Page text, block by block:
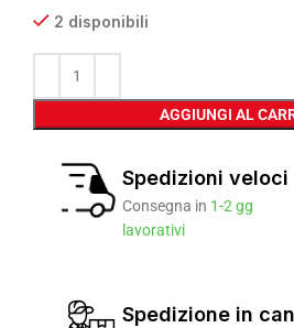
2 disponibili
AGGIUNGI AL
Spedizioni veloci
Consegna in 1-2 gg
lavorativi
Spedizione in